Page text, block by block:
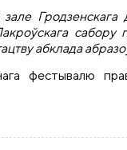
Гродзенскага
абклада абразоў
фестывалю